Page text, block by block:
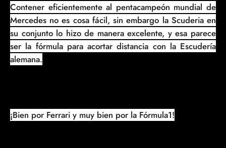
Contener eficientemente al pentacampeón mundial de
Mercedes no es cosa fácil, sin embargo la Scuderia en
su conjunto lo hizo de manera excelente, y esa parece
ser la fórmula para acortar distancia con la Escudería
alemana.
¡Bien por Ferrari y muy bien por la Fórmula1!